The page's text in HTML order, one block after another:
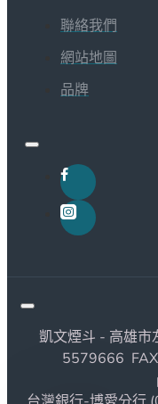
聯絡我們
網站地圖
品牌
凱文煙斗 - 高雄
5579666